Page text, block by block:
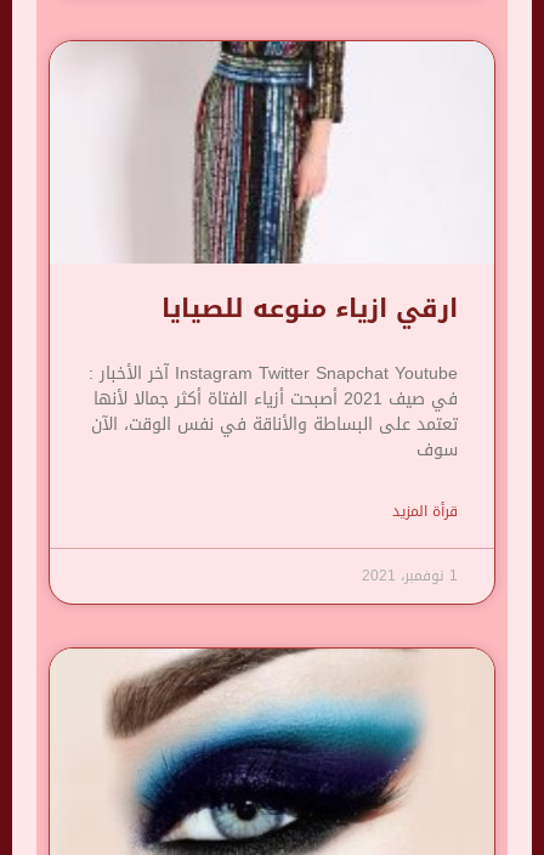
ارقي ازياء منوعه للصيايا
Instagram Twitter Snapchat Youtube آخر الأخبار :
في صيف 2021 أصبحت أزياء الفتاة أكثر جمالا لأنها
تعتمد على البساطة والأناقة في نفس الوقت، الآن
سوف
قرأة المزيد
1 نوفمبر، 2021